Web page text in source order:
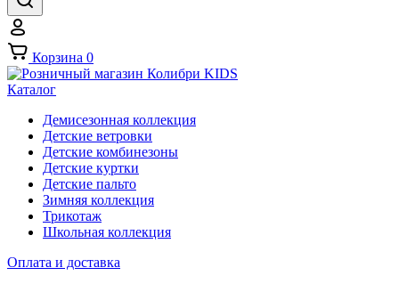
Корзина 0
Каталог
Демисезонная коллекция
Детские ветровки
Детские комбинезоны
Детские куртки
Детские пальто
Зимняя коллекция
Трикотаж
Школьная коллекция
Оплата и доставка